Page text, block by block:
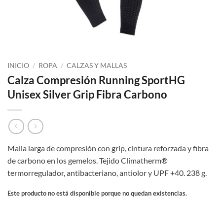
INICIO / ROPA / CALZAS Y MALLAS
Calza Compresión Running SportHG
Unisex Silver Grip Fibra Carbono
Malla larga de compresión con grip, cintura reforzada y fibra
de carbono en los gemelos. Tejido Climatherm®
termorregulador, antibacteriano, antiolor y UPF +40. 238 g.
Este producto no está disponible porque no quedan existencias.